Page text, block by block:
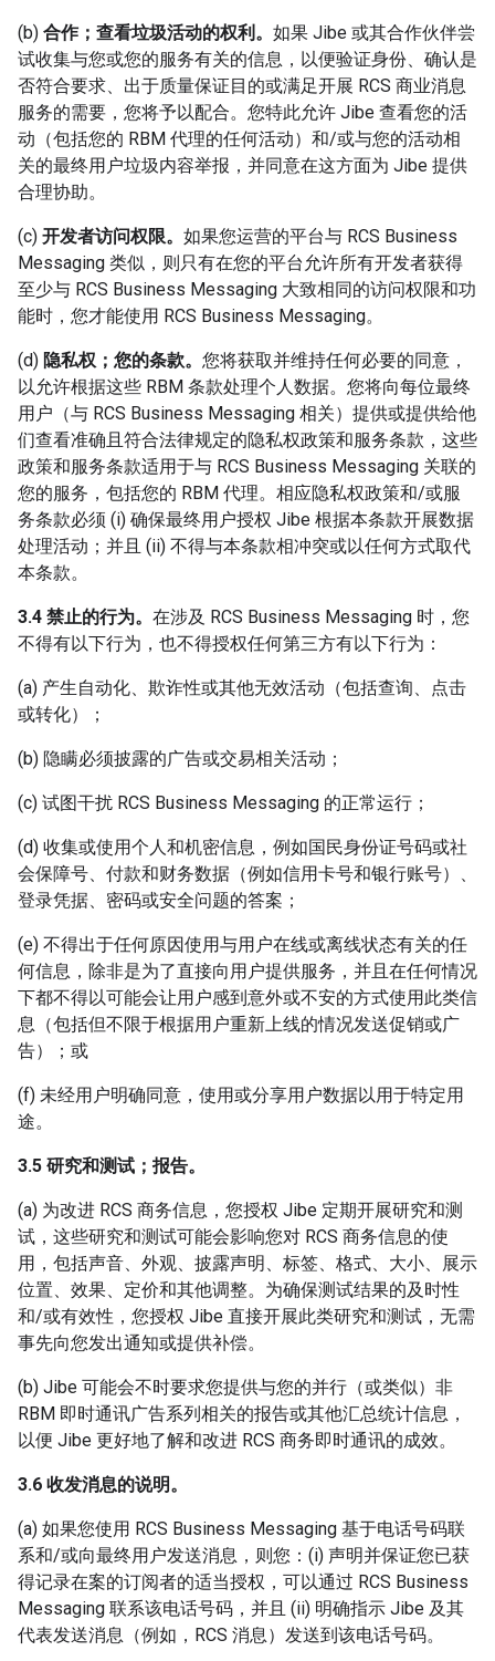
(b) 合作；查看垃圾活动的权利。 如果 Jibe 或其合作伙伴尝
试收集与您或您的服务有关的信息，以便验证身份、确认是
否符合要求、出于质量保证目的或满足开展 RCS 商业消息
服务的需要，您将予以配合。您特此允许 Jibe 查看您的活
动（包括您的 RBM 代理的任何活动）和/或与您的活动相
关的最终用户垃圾内容举报，并同意在这方面为 Jibe 提供
合理协助。
(c) 开发者访问权限。 如果您运营的平台与 RCS Business
Messaging 类似，则只有在您的平台允许所有开发者获得
至少与 RCS Business Messaging 大致相同的访问权限和功
能时，您才能使用 RCS Business Messaging。
(d) 隐私权；您的条款。 您将获取并维持任何必要的同意，
以允许根据这些 RBM 条款处理个人数据。您将向每位最终
用户（与 RCS Business Messaging 相关）提供或提供给他
们查看准确且符合法律规定的隐私权政策和服务条款，这些
政策和服务条款适用于与 RCS Business Messaging 关联的
您的服务，包括您的 RBM 代理。相应隐私权政策和/或服
务条款必须 (i) 确保最终用户授权 Jibe 根据本条款开展数据
处理活动；并且 (ii) 不得与本条款相冲突或以任何方式取代
本条款。
3.4 禁止的行为。 在涉及 RCS Business Messaging 时，您
不得有以下行为，也不得授权任何第三方有以下行为：
(a) 产生自动化、欺诈性或其他无效活动（包括查询、点击
或转化）；
(b) 隐瞒必须披露的广告或交易相关活动；
(c) 试图干扰 RCS Business Messaging 的正常运行；
(d) 收集或使用个人和机密信息，例如国民身份证号码或社
会保障号、付款和财务数据（例如信用卡号和银行账号）、
登录凭据、密码或安全问题的答案；
(e) 不得出于任何原因使用与用户在线或离线状态有关的任
何信息，除非是为了直接向用户提供服务，并且在任何情况
下都不得以可能会让用户感到意外或不安的方式使用此类信
息（包括但不限于根据用户重新上线的情况发送促销或广
告）；或
(f) 未经用户明确同意，使用或分享用户数据以用于特定用
途。
3.5 研究和测试；报告。
(a) 为改进 RCS 商务信息，您授权 Jibe 定期开展研究和测
试，这些研究和测试可能会影响您对 RCS 商务信息的使
用，包括声音、外观、披露声明、标签、格式、大小、展示
位置、效果、定价和其他调整。为确保测试结果的及时性
和/或有效性，您授权 Jibe 直接开展此类研究和测试，无需
事先向您发出通知或提供补偿。
(b) Jibe 可能会不时要求您提供与您的并行（或类似）非
RBM 即时通讯广告系列相关的报告或其他汇总统计信息，
以便 Jibe 更好地了解和改进 RCS 商务即时通讯的成效。
3.6 收发消息的说明。
(a) 如果您使用 RCS Business Messaging 基于电话号码联
系和/或向最终用户发送消息，则您：(i) 声明并保证您已获
得记录在案的订阅者的适当授权，可以通过 RCS Business
Messaging 联系该电话号码，并且 (ii) 明确指示 Jibe 及其
代表发送消息（例如，RCS 消息）发送到该电话号码。